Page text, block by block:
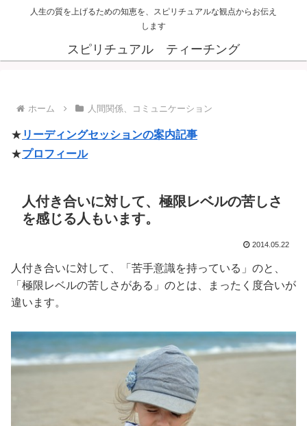
人生の質を上げるための知恵を、スピリチュアルな観点からお伝え
します
スピリチュアル ティーチング
ホーム 人間関係、コミュニケーション
★ リーディングセッションの案内記事
★プロフィール
人付き合いに対して、極限レベルの苦しさ
を感じる人もいます。
2014.05.22
人付き合いに対して、「苦手意識を持っている」のと、
「極限レベルの苦しさがある」のとは、まったく度合いが
違います。